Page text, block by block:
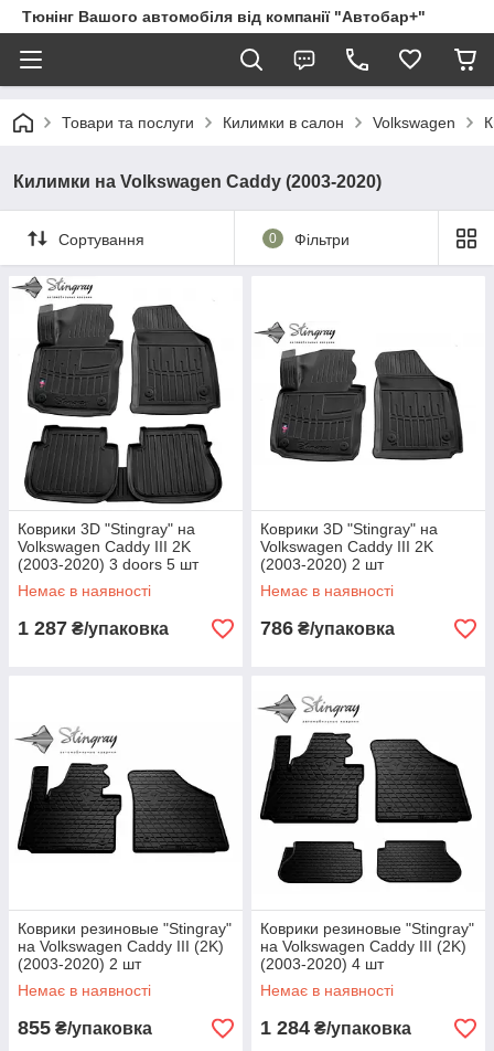
Тюнінг Вашого автомобіля від компанії "Автобар+"
Товари та послуги Килимки в салон Volkswagen
Килимки на Volkswagen Caddy (2003-2020)
Сортування 0 Фільтри
Коврики 3D "Stingray" на
Volkswagen Caddy III 2K
(2003-2020) 3 doors 5 шт
Немає в наявності
1 287 ₴/упаковка
Коврики 3D "Stingray" на
Volkswagen Caddy III 2K
(2003-2020) 2 шт
Немає в наявності
786 ₴/упаковка
Коврики резиновые "Stingray"
на Volkswagen Caddy III (2K)
(2003-2020) 2 шт
Немає в наявності
855 ₴/упаковка
Коврики резиновые "Stingray"
на Volkswagen Caddy III (2K)
(2003-2020) 4 шт
Немає в наявності
1 284 ₴/упаковка